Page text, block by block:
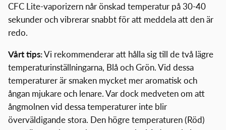
CFC Lite-vaporizern når önskad temperatur på 30-40
sekunder och vibrerar snabbt för att meddela att den är
redo.
Vårt tips:Vi rekommenderar att hålla sig till de två lägre
temperaturinställningarna, Blå och Grön. Vid dessa
temperaturer är smaken mycket mer aromatisk och
ångan mjukare och lenare. Var dock medveten om att
ångmolnen vid dessa temperaturer inte blir
överväldigande stora. Den högre temperaturen (Röd)